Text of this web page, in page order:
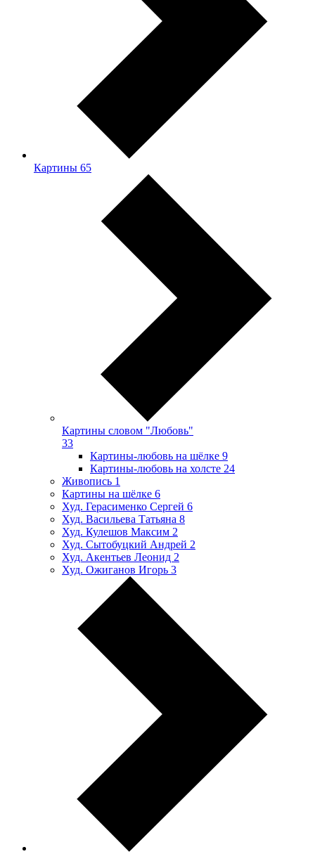
Картины 65
Картины словом "Любовь"
33
Картины-любовь на шёлке 9
Картины-любовь на холсте 24
Живопись 1
Картины на шёлке 6
Худ. Герасименко Сергей 6
Худ. Васильева Татьяна 8
Худ. Кулешов Максим 2
Худ. Сытобуцкий Андрей 2
Худ. Акентьев Леонид 2
Худ. Ожиганов Игорь 3